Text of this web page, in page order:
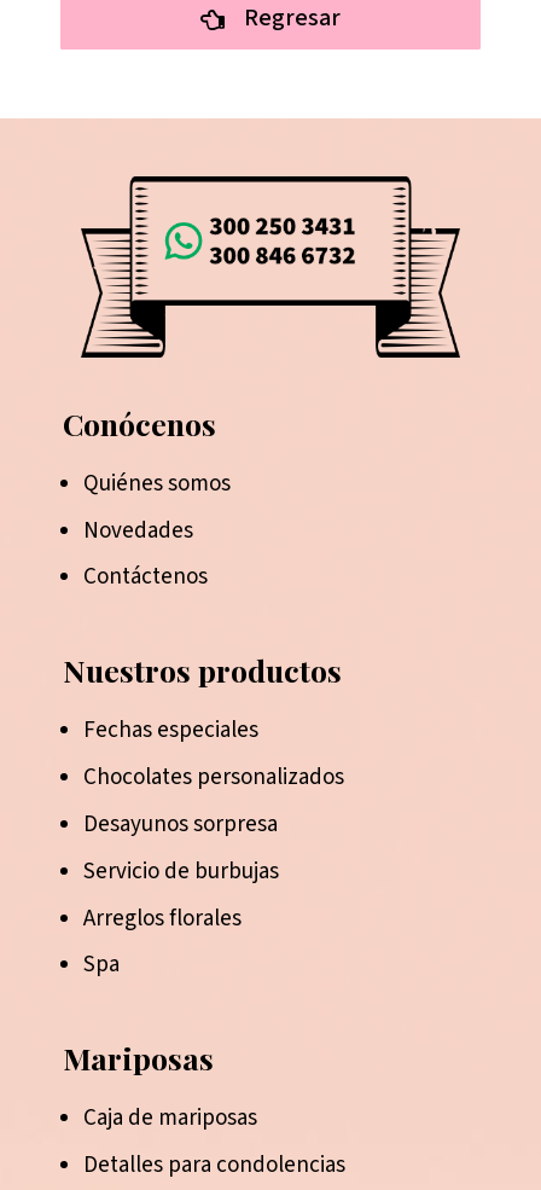
Regresar
Conócenos
Quiénes somos
Novedades
Contáctenos
Nuestros productos
Fechas especiales
Chocolates personalizados
Desayunos sorpresa
Servicio de burbujas
Arreglos florales
Spa
Mariposas
Caja de mariposas
Detalles para condolencias